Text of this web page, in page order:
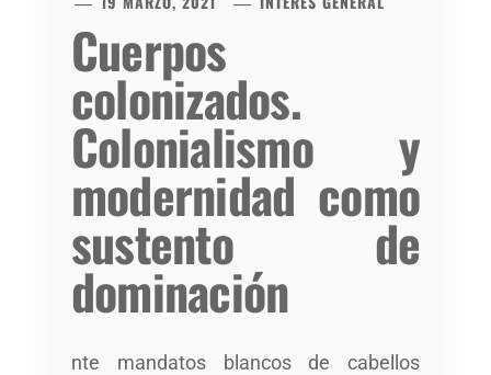
Cuerpos
colonizados.
Colonialismo y
modernidad como
sustento de
dominación
nte mandatos blancos de cabellos